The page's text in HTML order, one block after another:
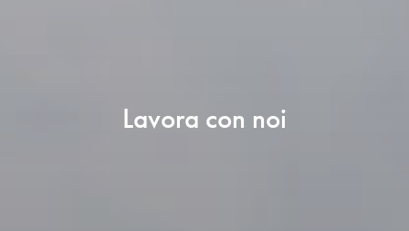
Lavora con noi